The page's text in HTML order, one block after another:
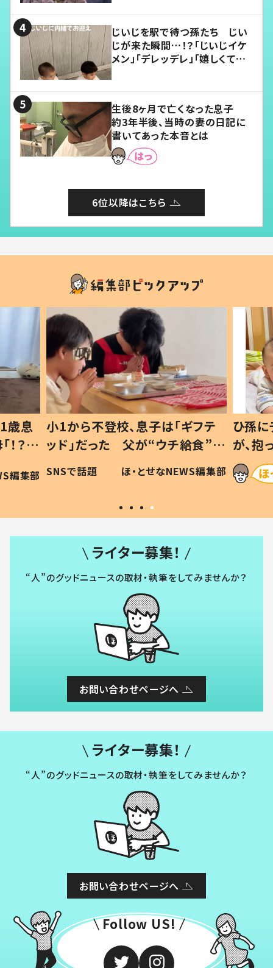
じいじを駅で待つ孫たち じい
じが来た瞬間…！？「じいじイケ
メン」「デレッデレ」「嬉しくて可
生後8ヶ月で亡くなった息子
約3年半後、当時の妻の日記に
書いてあった本音とは
6位以降はこちら
歳息
？」
編集部
小1から不登校、息子は「ギフテ
ッド」だった 父が“ウチ給食”を
作り続ける理由とは #令和の親
#令和の子
SNSで話題 ほ・とせなNEWS編集部
ひ孫
が、
「涙が
い」
ライター募集！
“人”のグッドニュースの取材・執筆をしてみませんか？
お問い合わせページへ
ライター募集！
“人”のグッドニュースの取材・執筆をしてみませんか？
お問い合わせページへ
Follow US!